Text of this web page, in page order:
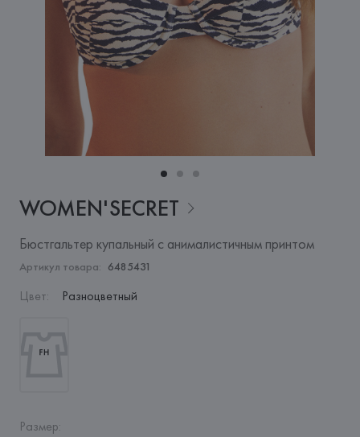
WOMEN'SECRET
Бюстгальтер купальный с анималистичным принтом
Артикул товара: 6485431
Цвет: Разноцветный
Размер: